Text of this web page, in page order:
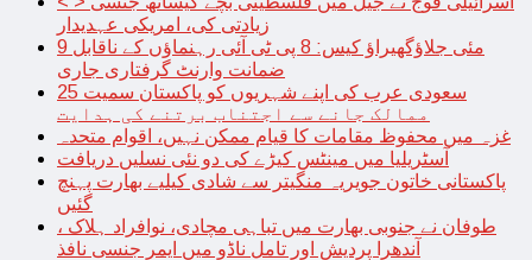
زیادتی کی، امریکی عہدیدار
9 مئی جلاؤگھیراؤ کیس: 8 پی ٹی آئی رہنماؤں کے ناقابل
ضمانت وارنٹ گرفتاری جاری
سعودی عرب کی اپنے شہریوں کو پاکستان سمیت 25
ممالک جانے سے اجتناب برتنے کی ہدایت
غزہ میں محفوظ مقامات کا قیام ممکن نہیں، اقوام متحدہ
آسٹریلیا میں مینٹس کیڑے کی دو نئی نسلیں دریافت
پاکستانی خاتون جویریہ منگیتر سے شادی کیلیے بھارت پہنچ
گئیں
طوفان نے جنوبی بھارت میں تباہی مچادی، نوافراد ہلاک ،
آندھرا پردیش اور تامل ناڈو میں ایمر جنسی نافذ